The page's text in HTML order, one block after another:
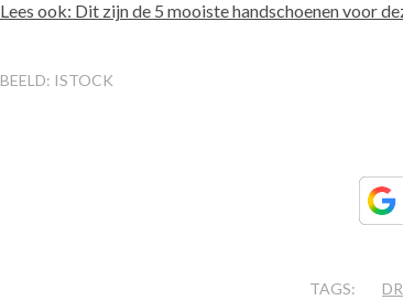
Lees ook: Dit zijn de 5 mooiste handschoenen voor
BEELD: ISTOCK
TAGS: